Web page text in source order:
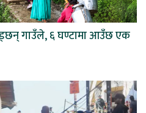
गाउँले, ६ घण्टामा आउँछ एक